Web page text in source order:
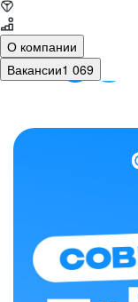
О компании
Вакансии1 069